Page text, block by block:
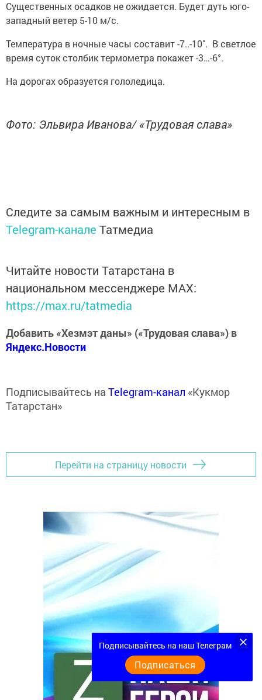
Существенных осадков не ожидается. Будет дуть юго-
западный ветер 5-10 м/с.
Температура в ночные часы составит -7..-10˚. В светлое
время суток столбик термометра покажет -3…-6°.
На дорогах образуется гололедица.
Фото: Эльвира Иванова/ «Трудовая слава»
Следите за самым важным и интересным в
Telegram-канале Татмедиа
Читайте новости Татарстана в
национальном мессенджере MАХ:
https://max.ru/tatmedia
Добавить «Хезмэт даны» («Трудовая слава») в
Яндекс.Новости
Подписывайтесь на Telegram-канал «Кукмор
Татарстан»
Перейти на страницу новости
Подписывайтесь на наш Телеграм
Подписаться